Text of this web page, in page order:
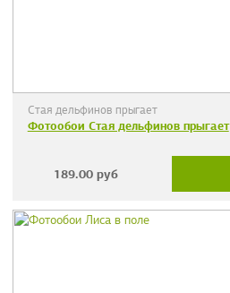
Стая дельфинов прыгает
Фотообои Стая дельфинов прыгает
189.00 руб